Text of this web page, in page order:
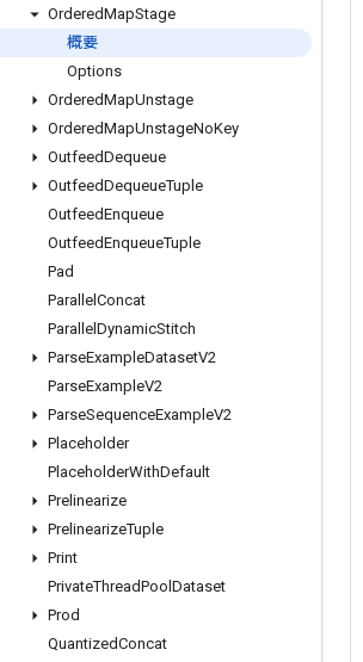
OrderedMapStage
概要
Options
OrderedMapUnstage
OrderedMapUnstageNoKey
OutfeedDequeue
OutfeedDequeueTuple
OutfeedEnqueue
OutfeedEnqueueTuple
Pad
Parallel Concat
Parallel DynamicStitch
ParseExampleDatasetV2
ParseExampleV2
ParseSequenceExampleV2
Placeholder
PlaceholderWithDefault
Prelinearize
PrelinearizeTuple
Print
PrivateThreadPool Dataset
Prod
QuantizedConcat